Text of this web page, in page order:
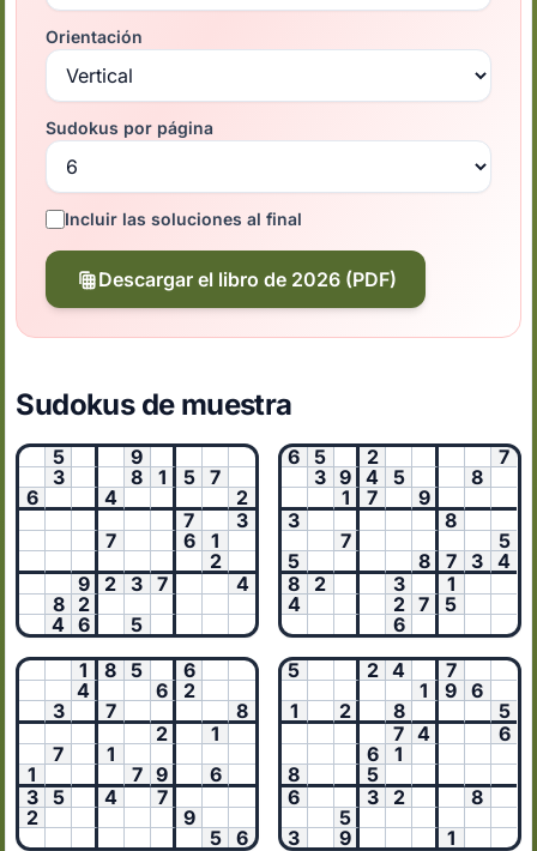
Orientación
Sudokus por página
Incluir las soluciones al final
Descargar el libro de 2026 (PDF)
Sudokus de muestra
5
9
3
8 1 5
7
6
4
2
7
3
7
6
1
2
9
2 3 7
4
8
2
4 6 5
6 5 2
7
3 9 4 5
8
1
7
9
3
8
7
5
5
8 7 3
4
8
2 3
1
4
2 7
5
6
1
8 5
6
4
6
2
3
7
8
2
1
7
1
1
7 9
6
3
5 4
7
2
9
5
6
5 2 4
7
1
9
6
1
2 8
5
7 4
6
6
1
8
5
6
3 2
8
5
3
9
1